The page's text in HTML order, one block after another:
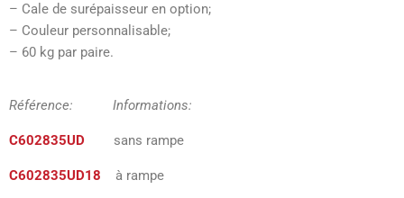
– Cale de surépaisseur en option;
– Couleur personnalisable;
– 60 kg par paire.
Référence: Informations:
C602835UD sans rampe
C602835UD18 à rampe